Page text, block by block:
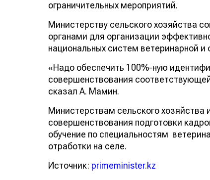
ограничительных мероприятий.
Министерству сельского хозяйства
органами для организации
национальных систем ветеринарной
«Надо обеспечить 100%-ную
совершенствования
сказал А. Мамин.
Министерствам сельского хозяйства
совершенствования подготовки
обучение по специальностям
отработки на селе.
Источник: primeminister.kz